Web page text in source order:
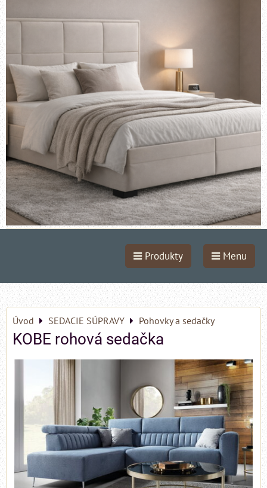
Produkty Menu
Úvod SEDACIE SÚPRAVY Pohovky a sedačky
KOBE rohová sedačka